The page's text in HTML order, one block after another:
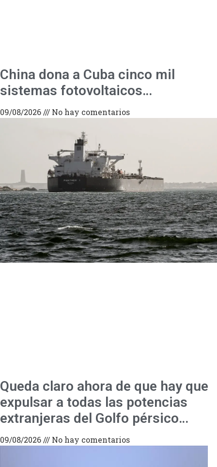
China dona a Cuba cinco mil
sistemas fotovoltaicos…
09/08/2026 No hay comentarios
Queda claro ahora de que hay que
expulsar a todas las potencias
extranjeras del Golfo pérsico…
09/08/2026 No hay comentarios